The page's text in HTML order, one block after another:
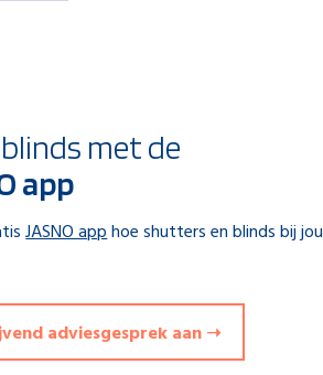
met de
app
JASNO apphoe shutters en blinds bij jou
adviesgesprek aan ➝